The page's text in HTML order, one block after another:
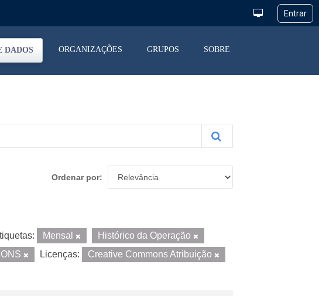
DADOS ORGANIZAÇÕES GRUPOS SOBRE
Ordenar por
Mensal
Histórico da Operação
ONS Licenças: Creative Commons Atribuição